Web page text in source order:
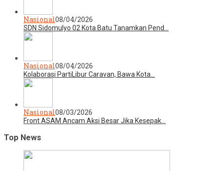
Nasional08/04/2026
SDN Sidomulyo 02 Kota Batu Tanamkan Pend…
Nasional08/04/2026
Kolaborasi PartiLibur Caravan, Bawa Kota…
Nasional08/03/2026
Front ASAM Ancam Aksi Besar Jika Kesepak…
Top News